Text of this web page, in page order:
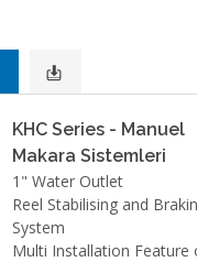
KHC Series - Manuel
Makara Sistemleri
1" Water Outlet
Reel Stabilising and
System
Multi Installation Feature